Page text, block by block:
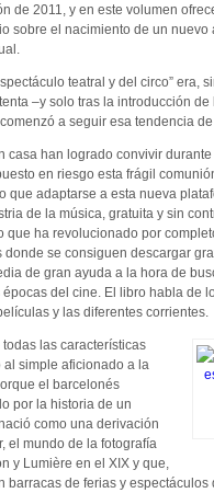
de 2011, y en este volumen
sobre el nacimiento de un
teatral y del circo” era,
–y solo tras la introducción
a seguir esa tendencia
casa han logrado convivir
en riesgo esta frágil
que adaptarse a esta nueva
de la música, gratuita y sin
que ha revolucionado por
se consiguen descargar
de gran ayuda a la hora de
del cine. El libro habla de
y las diferentes corrientes.
las características
simple aficionado a la
el barcelonés
por la historia de un
como una derivación
el mundo de la fotografía
y Lumière en el XIX y que,
barracas de ferias y